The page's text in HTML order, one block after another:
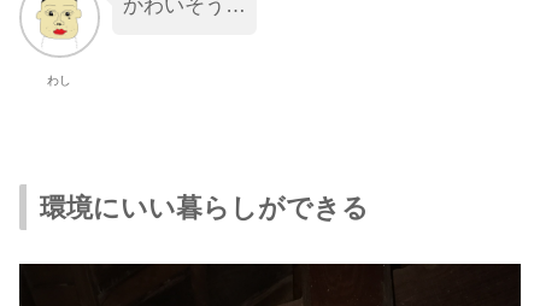
わし
かわいそう…
環境にいい暮らしができる